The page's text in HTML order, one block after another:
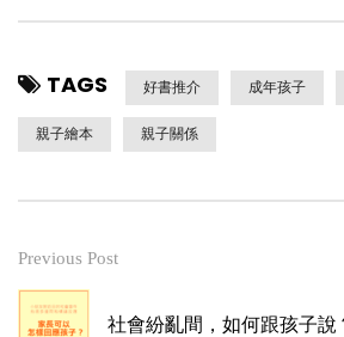
TAGS 好書推介 成年孩子
親子繪本 親子關係
Previous Post
社會紛亂間，如何跟孩子說